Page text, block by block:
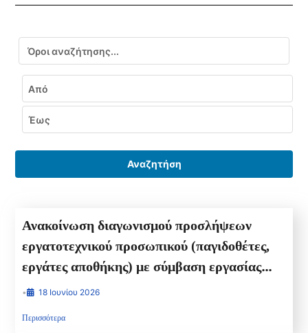
Αναζήτηση
Εύρος ημερομηνιών
Από
Έως
Αναζητήση
Ανακοίνωση διαγωνισμού προσλήψεων
εργατοτεχνικού προσωπικού (παγιδοθέτες,
εργάτες αποθήκης) με σύμβαση εργασίας
ιδιωτικού δικαίου ορισμένου χρόνου στο
• 18 Ιουνίου 2026
Περισσότερα